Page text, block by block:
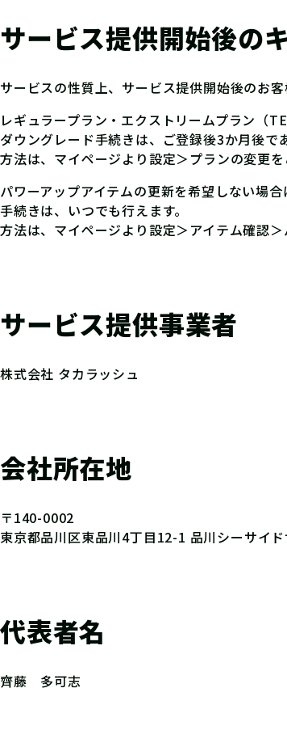
サービス提供開始後の
サービスの性質上、サービス提供開始後のお
レギュラープラン・エクストリームプラン（
ダウングレード手続きは、ご登録後3か月後で
方法は、マイページより設定＞プランの変更を
パワーアップアイテムの更新を希望しない場合
手続きは、いつでも行えます。
方法は、マイページより設定＞アイテム確認
サービス提供事業者
株式会社 タカラッシュ
会社所在地
〒140-0002
東京都品川区東品川4丁目12-1 品川シーサイ
代表者名
齊藤 多可志